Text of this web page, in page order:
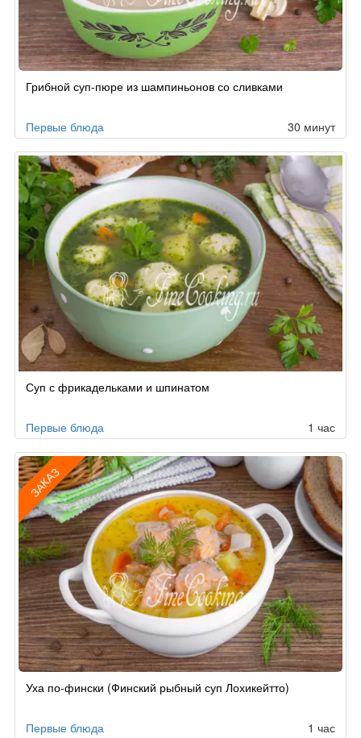
поГрибной суп-пюре из шампиньонов со сливками
Первые блюда 30 минут
Суп с фрикадельками и шпинатом
Первые блюда 1 час
ЗАКАЗ
по
Уха по-фински (Финский рыбный суп Лохикейтто)
Первые блюда 1 час